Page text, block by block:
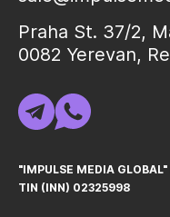
Praha St. 37/2,
0082 Yerevan,
"IMPULSE MEDIA GLOBAL"
TIN (INN) 02325998